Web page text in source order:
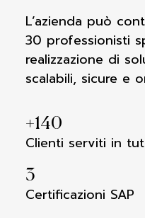
L’azienda può
30 professionisti
realizzazione di
scalabili, sicure e
+140
Clienti serviti in
3
Certificazioni SAP